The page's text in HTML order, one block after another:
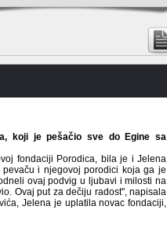
koji je pešačio sve do Egine sa
fondaciji Porodica, bila je i Jelena
i njegovoj porodici koja ga je
ovaj podvig u ljubavi i milosti na
Ovaj put za dečiju radost", napisala
Jelena je uplatila novac fondaciji,